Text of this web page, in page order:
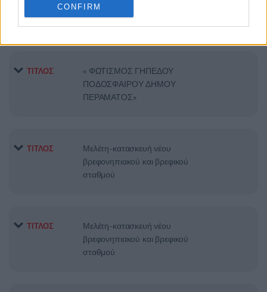
CONFIRMμεταφοράς/διάθεσης επικίνδυνων
αποβλήτων
ΤΙΤΛΟΣ
« ΦΩΤΙΣΜΟΣ ΓΗΠΕΔΟΥ
ΠΟΔΟΣΦΑΙΡΟΥ ΔΗΜΟΥ
ΠΕΡΑΜΑΤΟΣ»
ΤΙΤΛΟΣ
Μελέτη-κατασκευή νέου
βρεφονηπιακού και βρεφικού
σταθμού
ΤΙΤΛΟΣ
Μελέτη-κατασκευή νέου
βρεφονηπιακού και βρεφικού
σταθμού